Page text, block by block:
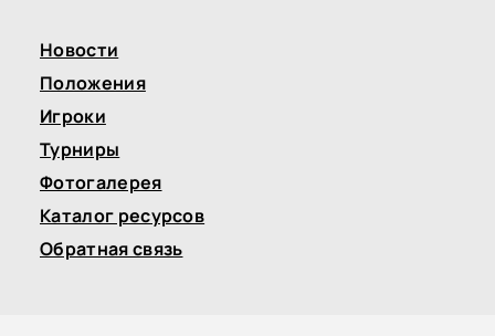
Новости
Положения
Игроки
Турниры
Фотогалерея
Каталог ресурсов
Обратная связь